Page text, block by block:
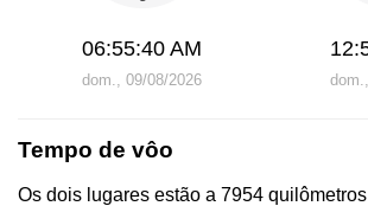
06:55:40 AM
dom., 09/08/2026
Tempo de vôo
Os dois lugares estão a 7954